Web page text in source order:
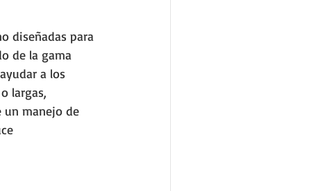
diseñadas para
de la gama
a los
largas,
un manejo de